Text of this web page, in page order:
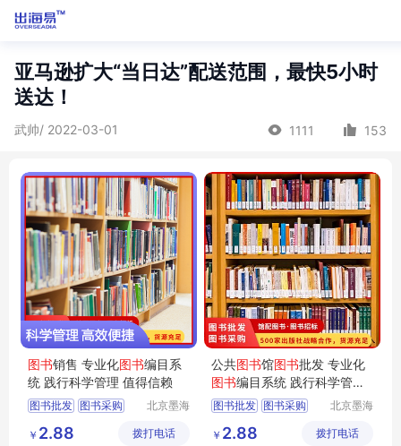
亚马逊扩大“当日达”配送范围，最快5小时
送达！
武帅/ 2022-03-01 1111 153
图书销售 专业化图书编目系
统 践行科学管理 值得信赖
图书批发 图书采购
图书
北京墨海
有限公司
￥ 2.88 拨打电话
公共图书馆图书批发 专业化
图书编目系统 践行科学管理
值得信赖
图书批发 图书采购
图书
北京墨海
有限公司
￥ 2.88 拨打电话